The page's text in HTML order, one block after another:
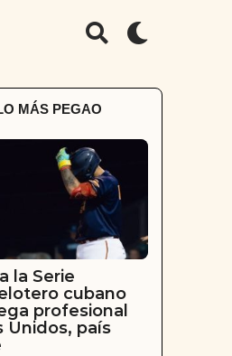
MÁS PEGAO
la Serie
cubano
profesional
Unidos, país